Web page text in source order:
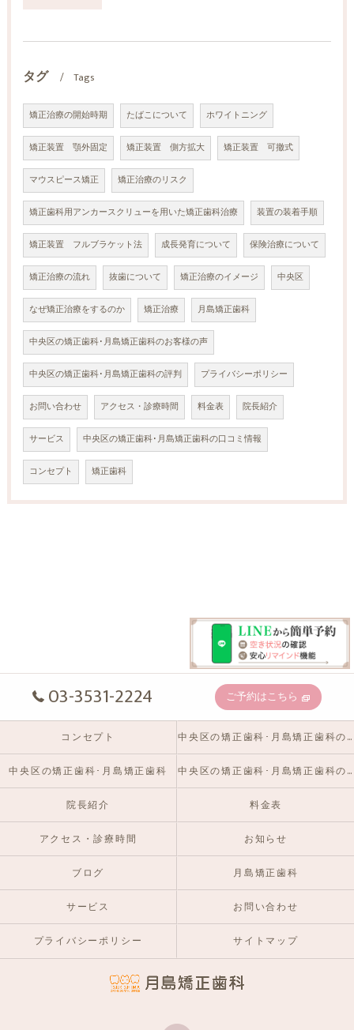
タグ Tags
矯正治療の開始時期 たばこについて ホワイトニング
矯正装置 顎外固定 矯正装置 側方拡大 矯正装置 可撤式
マウスピース矯正 矯正治療のリスク
矯正歯科用アンカースクリューを用いた矯正歯科治療 装置の装着手順
矯正装置 フルブラケット法 成長発育について 保険治療について
矯正治療の流れ 抜歯について 矯正治療のイメージ 中央区
なぜ矯正治療をするのか 矯正治療 月島矯正歯科
中央区の矯正歯科･月島矯正歯科のお客様の声
中央区の矯正歯科･月島矯正歯科の評判 プライバシーポリシー
お問い合わせ アクセス・診療時間 料金表 院長紹介
サービス 中央区の矯正歯科･月島矯正歯科の口コミ情報
コンセプト 矯正歯科
03-3531-2224 ご予約はこちら
コンセプト 中央区の矯正歯科･月島矯正歯科の口コミ情報
中央区の矯正歯科･月島矯正歯科 中央区の矯正歯科･月島矯正歯科のお客様の声
院長紹介 料金表
アクセス・診療時間 お知らせ
ブログ 月島矯正歯科
サービス お問い合わせ
プライバシーポリシー サイトマップ